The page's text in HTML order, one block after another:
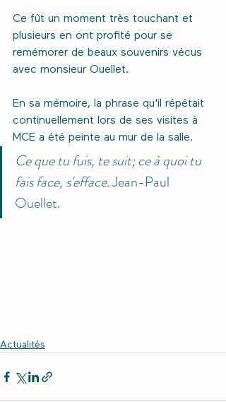
Ce fût un moment très touchant et
plusieurs en ont profité pour se
remémorer de beaux souvenirs vécus
avec monsieur Ouellet.
En sa mémoire, la phrase qu'il répétait
continuellement lors de ses visites à
MCE a été peinte au mur de la salle.
Ce que tu fuis, te suit; ce à quoi tu
fais face, s'efface. Jean-Paul
Ouellet.
Actualités